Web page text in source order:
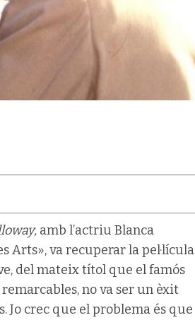
amb l’actriu Blanca
Arts»,va recuperar la pel·lícula
del mateix títol que el famós
no va ser un èxit
Jo crec que el problema és que